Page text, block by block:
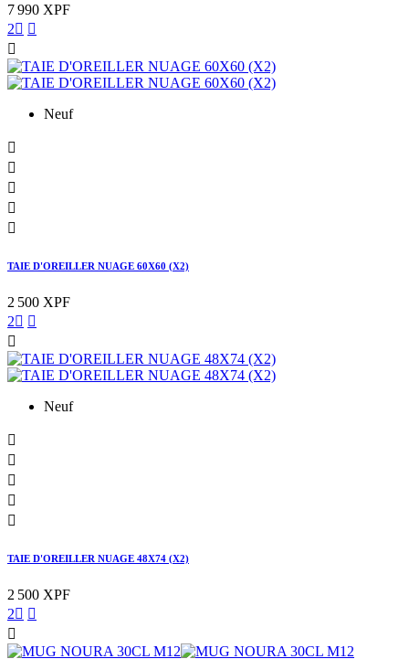
7 990 XPF
2 

Neuf





TAIE D'OREILLER NUAGE 60X60 (X2)
2 500 XPF
2 

Neuf





TAIE D'OREILLER NUAGE 48X74 (X2)
2 500 XPF
2 
